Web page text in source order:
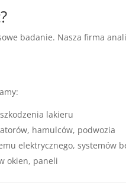
badanie. Nasza firma
lakieru
hamulców, podwozia
elektrycznego, systemów
okien, paneli